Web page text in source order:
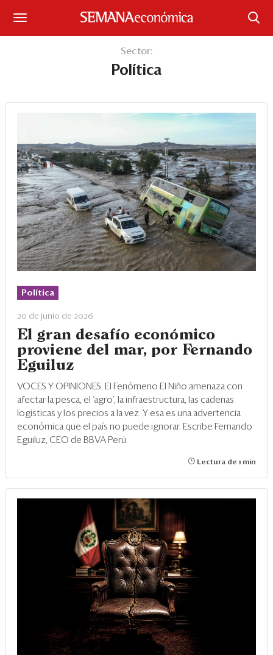
Portada
Sectores y Empresas
Management
Economía y Finanzas
Legal y Política
Eventos
Blogs
Ranking CEO
Edición Impresa
Sector:
Política
Política
20 de junio de 2026
El gran desafío económico
proviene del mar, por Fernando
Eguiluz
VOCES Y OPINIONES. El Fenómeno El Niño amenaza con
afectar la pesca, el ‘agro’, la infraestructura, las cadenas
logísticas y los precios a la vez. Y esa es una advertencia
económica que el país no puede ignorar. Escribe Fernando
Eguiluz, CEO de BBVA Perú.
Lectura de 1 min